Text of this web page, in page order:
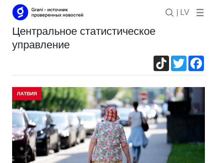
| LV
центральное статистическое
управление
TikTokTwitter
ЛАТВИЯ